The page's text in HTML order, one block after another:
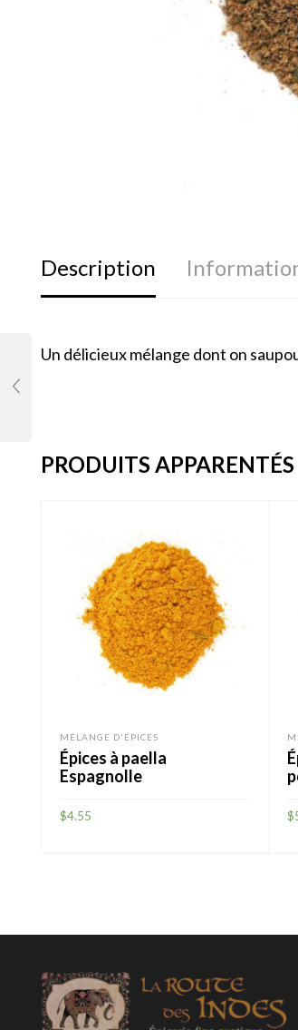
Description
Un délicieux mélange dont on
PRODUITS APPARENTÉS
MÉLANGE D'ÉPICES
Épices à paella
Espagnolle
$4.55 $